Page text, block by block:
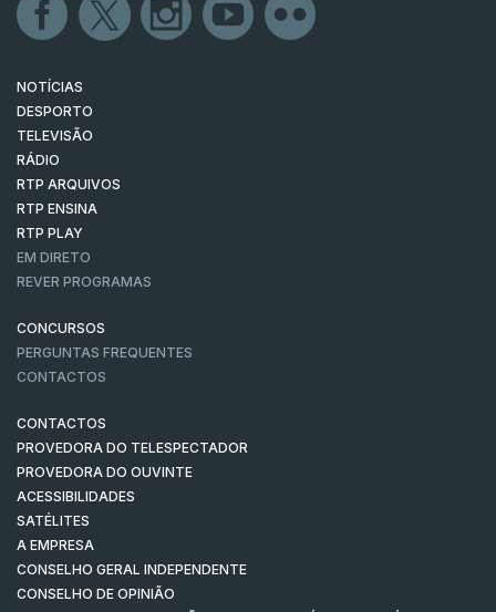
NOTÍCIAS
DESPORTO
TELEVISÃO
RÁDIO
RTP ARQUIVOS
RTP ENSINA
RTP PLAY
EM DIRETO
REVER PROGRAMAS
CONCURSOS
PERGUNTAS FREQUENTES
CONTACTOS
CONTACTOS
PROVEDORA DO TELESPECTADOR
PROVEDORA DO OUVINTE
ACESSIBILIDADES
SATÉLITES
A EMPRESA
CONSELHO GERAL INDEPENDENTE
CONSELHO DE OPINIÃO